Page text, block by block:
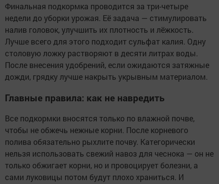
Финальная подкормка проводится за три-четыре
недели до уборки урожая. Её задача — стимулировать
налив головок, улучшить их плотность и лёжкость.
Лучше всего для этого подходит сульфат калия. Одну
столовую ложку растворяют в десяти литрах воды.
После внесения удобрений, если ожидаются затяжные
дожди, грядку лучше накрыть укрывным материалом.
Главные правила: как не навредить
Все подкормки вносятся только по влажной почве,
чтобы не обжечь нежные корни. После корневого
полива обязательно рыхлите почву. Категорически
нельзя использовать свежий навоз для чеснока — он не
только обжигает корни, но и провоцирует болезни, а
сами луковицы потом будут плохо храниться. И